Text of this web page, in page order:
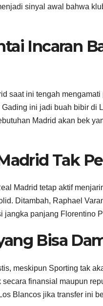
sinyal awal bahwa
Incaran
saat ini tengah
ini jadi buah bibir di
Madrid akan bek
Tak
Madrid tetap aktif
Ditambah, Raphael
jangka panjang Florentino
Bisa
meskipun Sporting tak
finansial maupun
Blancos jika transfer ini